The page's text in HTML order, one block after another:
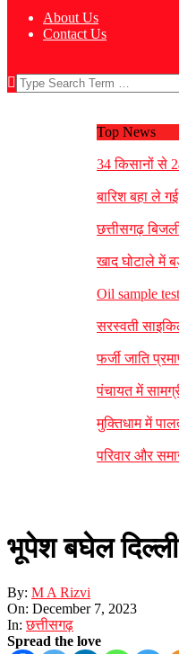
About Us
Contact Us
Search
Top News
34 किसानों से
बारिश बहा ले
छत्तीसगढ़
खाद घोटाले में
Oil sample
सरस्वती
फर्जी जाति
पंचायत में
मुक्तिधाम में
परिवार और
भूपेश बघेल दिल्ली
By: M A Rizvi
On: December 7, 2023
In: छत्तीसगढ़
Spread the love